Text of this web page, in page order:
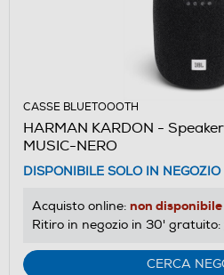
CASSE BLUETOOOTH
HARMAN KARDON -
MUSIC-NERO
DISPONIBILE SOLO IN NEGOZIO
Acquisto online: non disponibile
Ritiro in negozio in 30' gratuito:
CERCA